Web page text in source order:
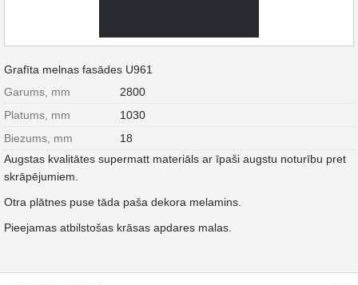
Grafīta melnas fasādes U961
Garums, mm
2800
Platums, mm
1030
Biezums, mm
18
Augstas kvalitātes supermatt materiāls ar īpaši augstu noturību pret
skrāpējumiem.
Otra plātnes puse tāda paša dekora melamins.
Pieejamas atbilstošas krāsas apdares malas.